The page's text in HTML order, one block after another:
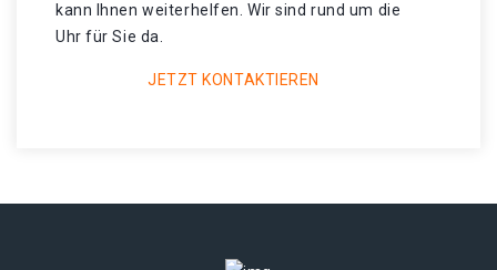
kann Ihnen weiterhelfen. Wir sind rund um die
Uhr für Sie da.
JETZT KONTAKTIEREN